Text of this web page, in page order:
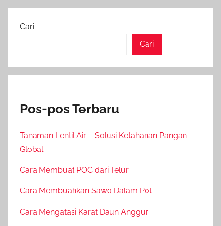
Cari
Cari
Pos-pos Terbaru
Tanaman Lentil Air – Solusi Ketahanan Pangan
Global
Cara Membuat POC dari Telur
Cara Membuahkan Sawo Dalam Pot
Cara Mengatasi Karat Daun Anggur